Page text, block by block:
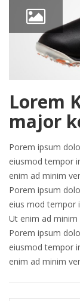
Lorem
major
Porem ipsum
eiusmod tempor
enim ad minim
Porem ipsum
eius mod tempor
Ut enim ad
Porem ipsum
eiusmod tempor
enim ad minim